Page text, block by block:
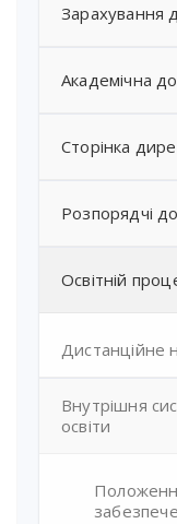
Зарахування
Академічна
Сторінка
Розпорядчі
Освітній
Дистанційне
Внутрішня
освіти